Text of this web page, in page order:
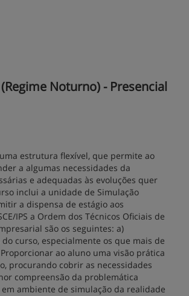
Noturno) - Presencial
estrutura flexível, que permite ao
a algumas necessidades da
e adequadas às evoluções quer
inclui a unidade de Simulação
a dispensa de estágio aos
IPS a Ordem dos Técnicos Oficiais de
são os seguintes: a)
curso, especialmente os que mais de
ao aluno uma visão prática
procurando cobrir as necessidades
compreensão da problemática
ambiente de simulação da realidade